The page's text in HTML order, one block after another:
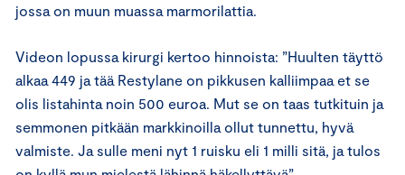
jossa on muun muassa marmorilattia.
Videon lopussa kirurgi kertoo hinnoista: ”Huulten täyttö
alkaa 449 ja tää Restylane on pikkusen kalliimpaa et se
olis listahinta noin 500 euroa. Mut se on taas tutkituin ja
semmonen pitkään markkinoilla ollut tunnettu, hyvä
valmiste. Ja sulle meni nyt 1 ruisku eli 1 milli sitä, ja tulos